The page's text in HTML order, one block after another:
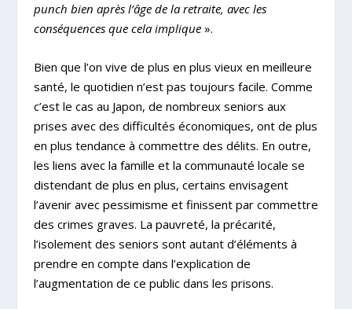
punch bien après l’âge de la retraite, avec les
conséquences que cela implique».
Bien que l’on vive de plus en plus vieux en meilleure
santé, le quotidien n’est pas toujours facile. Comme
c’est le cas au Japon, de nombreux seniors aux
prises avec des difficultés économiques, ont de plus
en plus tendance à commettre des délits. En outre,
les liens avec la famille et la communauté locale se
distendant de plus en plus, certains envisagent
l’avenir avec pessimisme et finissent par commettre
des crimes graves. La pauvreté, la précarité,
l’isolement des seniors sont autant d’éléments à
prendre en compte dans l’explication de
l’augmentation de ce public dans les prisons.